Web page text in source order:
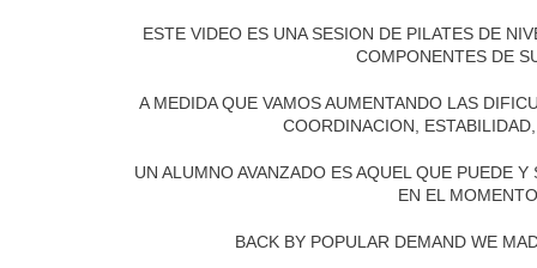
ESTE VIDEO ES UNA SESION DE PILATES DE
COMPONENTES DE
A MEDIDA QUE VAMOS AUMENTANDO LAS
COORDINACION,
UN ALUMNO AVANZADO ES AQUEL QUE PUEDE
EN EL
BACK BY POPULAR DEMAND WE